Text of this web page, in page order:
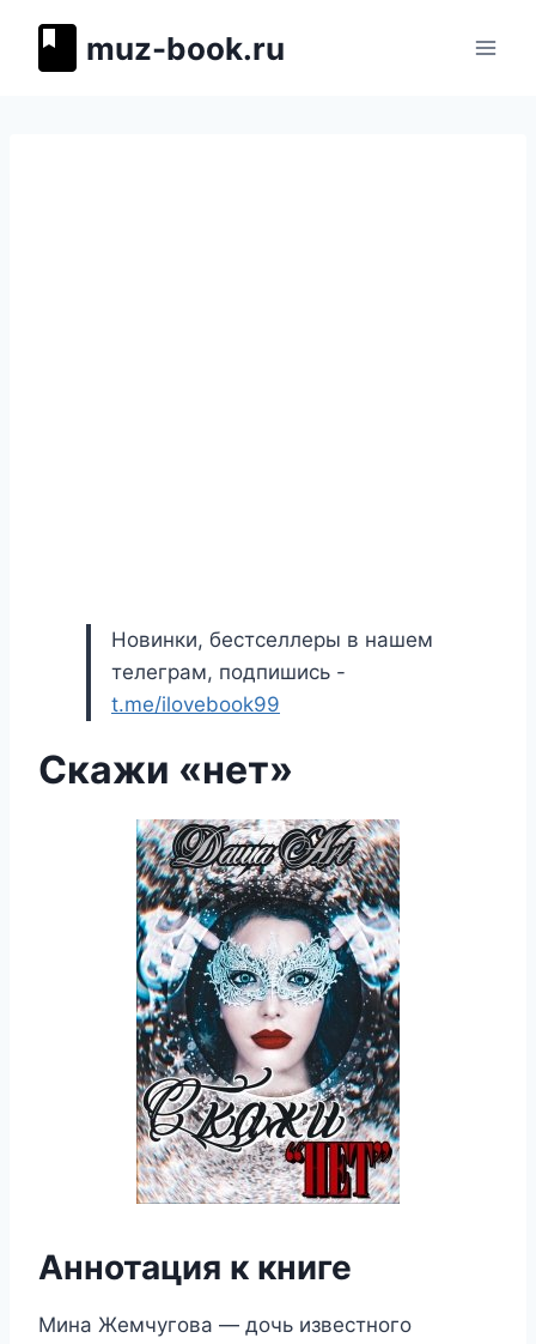
muz-book.ru
Новинки, бестселлеры в нашем
телеграм, подпишись -
t.me/ilovebook99
Скажи «нет»
Аннотация к книге
Мина Жемчугова — дочь известного